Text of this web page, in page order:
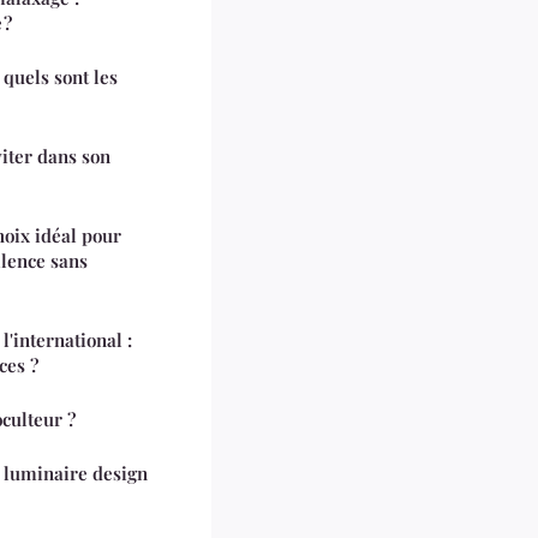
sont les
dans son
idéal pour
sans
l'international :
?
?
design